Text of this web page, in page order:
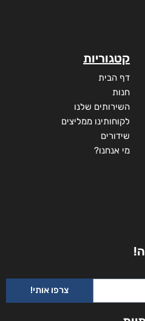
קטגוריות
דף הבית
חנות
השירותים שלנו
לקוחותינו ממליצים
שידורים
מי אנחנו?
צרפו אותי!